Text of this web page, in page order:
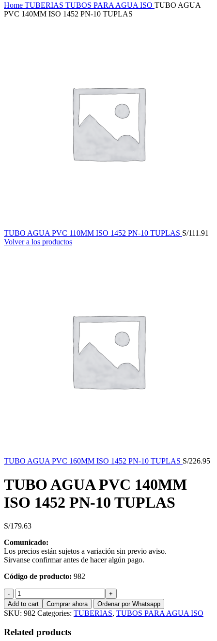
Home TUBERIAS TUBOS PARA AGUA ISO TUBO AGUA
PVC 140MM ISO 1452 PN-10 TUPLAS
TUBO AGUA PVC 110MM ISO 1452 PN-10 TUPLAS S/111.91
Volver a los productos
TUBO AGUA PVC 160MM ISO 1452 PN-10 TUPLAS S/226.95
TUBO AGUA PVC 140MM
ISO 1452 PN-10 TUPLAS
S/179.63
Comunicado:
Los precios están sujetos a variación sin previo aviso.
Sirvanse confirmar antes de hacer algún pago.
Código de producto: 982
TUBO
AGUA
PVC
140MM
ISO
1452
Add to cart Comprar ahora Ordenar por Whatsapp
SKU: 982 Categories: TUBERIAS, TUBOS PARA AGUA ISO
Related products